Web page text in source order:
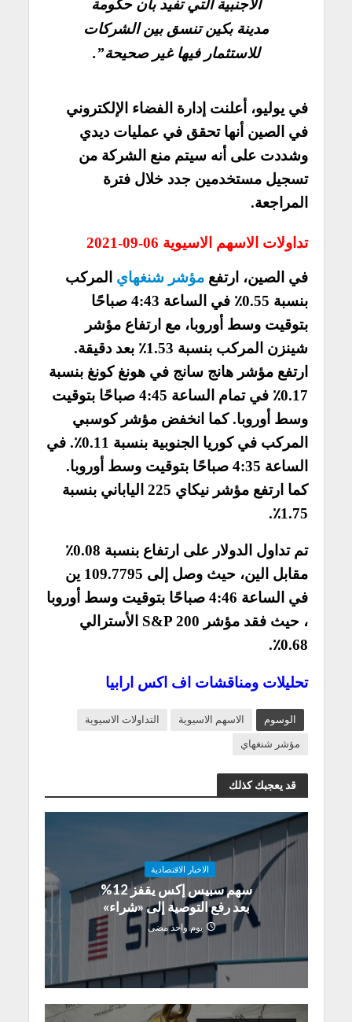
الأجنبية التي تفيد بأن حكومة
مدينة بكين تنسق بين الشركات
للاستثمار فيها غير صحيحة”.
في يوليو، أعلنت إدارة الفضاء الإلكتروني
في الصين أنها تحقق في عمليات ديدي
وشددت على أنه سيتم منع الشركة من
تسجيل مستخدمين جدد خلال فترة
المراجعة.
تداولات الاسهم الاسيوية 06-09-2021
في الصين، ارتفعمؤشر شنغهاي المركب
بنسبة 0.55٪ في الساعة 4:43 صباحًا
بتوقيت وسط أوروبا، مع ارتفاع مؤشر
شينزن المركب بنسبة 1.53٪ بعد دقيقة.
ارتفع مؤشر هانج سانج في هونغ كونغ بنسبة
0.17٪ في تمام الساعة 4:45 صباحًا بتوقيت
وسط أوروبا. كما انخفض مؤشر كوسبي
المركب في كوريا الجنوبية بنسبة 0.11٪. في
الساعة 4:35 صباحًا بتوقيت وسط أوروبا.
كما ارتفع مؤشر نيكاي 225 الياباني بنسبة
1.75٪.
تم تداول الدولار على ارتفاع بنسبة 0.08٪
مقابل الين، حيث وصل إلى 109.7795 ين
في الساعة 4:46 صباحًا بتوقيت وسط أوروبا
، حيث فقد مؤشر S&P 200 الأسترالي
0.68٪.
تحليلات ومناقشات اف اكس ارابيا
الوسوم الاسهم الاسيوية
التداولات الاسيوية
مؤشر شنغهاي
قد يعجبك كذلك
الاخبار الاقتصادية
سهم سبيس إكس يقفز 12%
بعد رفع التوصية إلى «شراء»
يوم واحد مضى